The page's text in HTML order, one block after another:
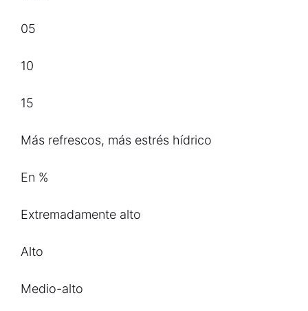
05
10
15
Más refrescos, más estrés hídrico
En %
Extremadamente alto
Alto
Medio-alto